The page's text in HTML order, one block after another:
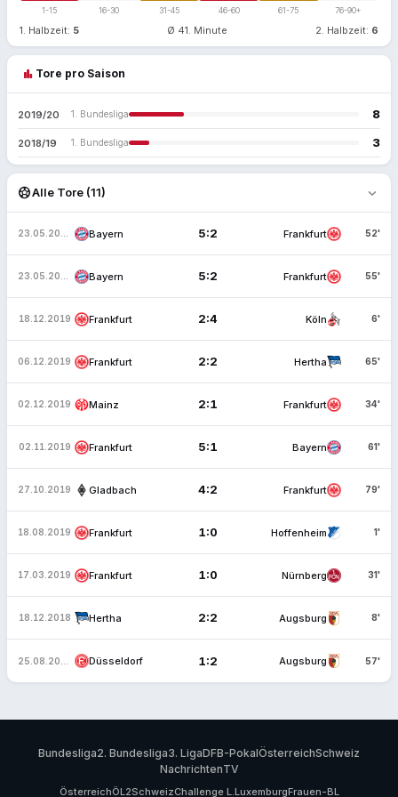
1-15 16-30 31-45 46-60 61-75 76-90+
1. Halbzeit: 5 Ø 41. Minute 2. Halbzeit: 6
bar_chart Tore pro Saison
2019/20 1. Bundesliga 8
2018/19 1. Bundesliga 3
sports_soccerAlle Tore (11) expand_more
Bayern 5:2 Frankfurt 52'
Bayern 5:2 Frankfurt 55'
18.12.2019 Frankfurt 2:4 Köln 6'
06.12.2019 Frankfurt 2:2 Hertha 65'
02.12.2019 Mainz 2:1 Frankfurt 34'
02.11.2019 Frankfurt 5:1 Bayern 61'
27.10.2019 Gladbach 4:2 Frankfurt 79'
18.08.2019 Frankfurt 1:0 Hoffenheim 1'
17.03.2019 Frankfurt 1:0 Nürnberg 31'
18.12.2018 Hertha 2:2 Augsburg 8'
Düsseldorf 1:2 Augsburg 57'
Bundesliga2. Bundesliga3. LigaDFB-PokalÖsterreichSchweiz
NachrichtenTV
ÖsterreichÖL2SchweizChallenge L.LuxemburgFrauen-BL